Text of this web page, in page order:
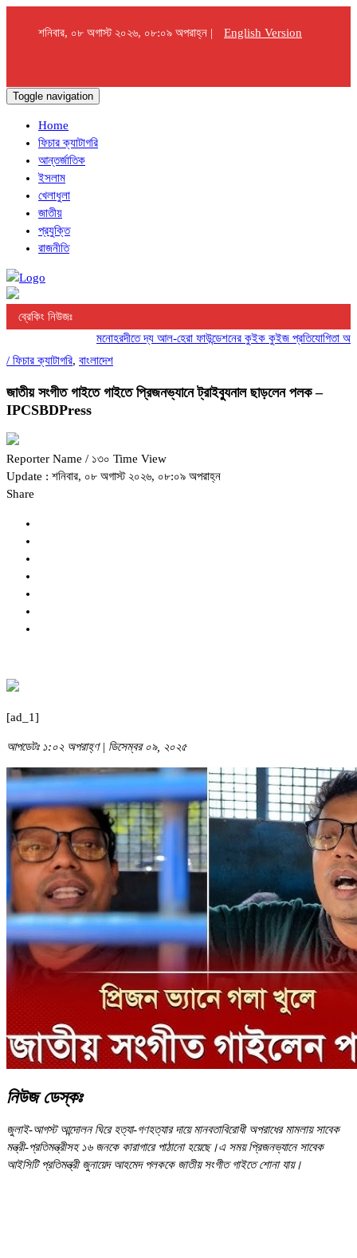
শনিবার, ০৮ অগাস্ট ২০২৬, ০৮:০৯ অপরাহ্ন | English Version
Toggle navigation
Home
ফিচার ক্যাটাগরি
আন্তর্জাতিক
ইসলাম
খেলাধুলা
জাতীয়
প্রযুক্তি
রাজনীতি
ব্রেকিং নিউজঃ
মনোহরদীতে দ্য আল-হেরা ফাউন্ডেশনের কুইক কুইজ প্রতিযোগিতা অনুষ্ঠিত
/ ফিচার ক্যাটাগরি, বাংলাদেশ
জাতীয় সংগীত গাইতে গাইতে প্রিজনভ্যানে ট্রাইব্যুনাল ছাড়লেন পলক –
IPCSBDPress
Reporter Name / ১৩০ Time View
Update : শনিবার, ০৮ অগাস্ট ২০২৬, ০৮:০৯ অপরাহ্ন
Share
[ad_1]
আপডেটঃ ১:০২ অপরাহ্ণ | ডিসেম্বর ০৯, ২০২৫
নিউজ ডেস্কঃ
জুলাই-আগস্ট আন্দোলন ঘিরে হত্যা-গণহত্যার দায়ে মানবতাবিরোধী অপরাধের মামলায় সাবেক
মন্ত্রী-প্রতিমন্ত্রীসহ ১৬ জনকে কারাগারে পাঠানো হয়েছে।এ সময় প্রিজনভ্যানে সাবেক
আইসিটি প্রতিমন্ত্রী জুনায়েদ আহমেদ পলককে জাতীয় সংগীত গাইতে শোনা যায়।